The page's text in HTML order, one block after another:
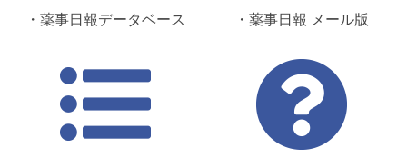
・薬事日報データベース ・薬事日報 メール版